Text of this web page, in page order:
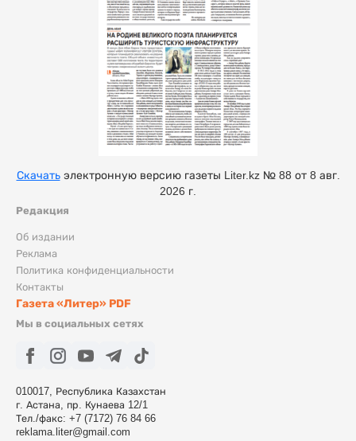
Редакция
Об издании
Реклама
Политика конфиденциальности
Контакты
Газета «Литер» PDF
Мы в социальных сетях
010017, Республика Казахстан
г. Астана, пр. Кунаева 12/1
Тел./факс: +7 (7172) 76 84 66
reklama.liter@gmail.com
Скачатьэлектронную версию газеты Liter.kz № 88 от 8 авг.
2026 г.